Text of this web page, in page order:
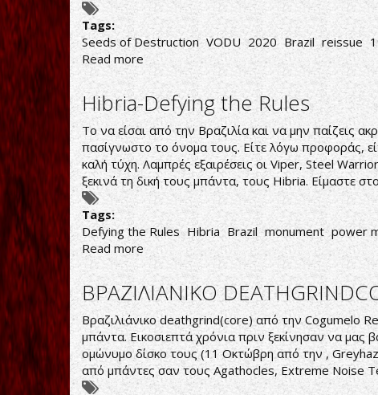
Tags:
Seeds of Destruction VODU 2020 Brazil reissue
Read more about
Vodu
‎–
Seeds
Of
Destruction
Hibria-Defying the Rules
Το να είσαι από την Βραζιλία και να μην παίζεις
πασίγνωστο το όνομα τους. Είτε λόγω προφοράς,
καλή τύχη. Λαμπρές εξαιρέσεις οι Viper, Steel
ξεκινά τη δική τους μπάντα, τους Hibria. Είμαστε
Tags:
Defying the Rules Hibria Brazil monument power
Read moreabout
Hibria-
Defying
the
Rules
ΒΡΑΖΙΛΙΑΝΙΚΟ
Βραζιλιάνικο deathgrind(core) από την Cogumelo
μπάντα. Εικοσιεπτά χρόνια πριν ξεκίνησαν να
ομώνυμο δίσκο τους (11 Οκτώβρη από την ,
από μπάντες σαν τους Agathocles, Extreme Noise